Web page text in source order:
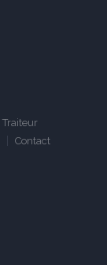
Traiteur
Contact